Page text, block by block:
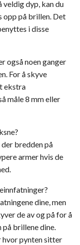
veldig dyp, kan du
opp på brillen. Det
i disse
også noen ganger
For å skyve
ekstra
måle 8 mm eller
bredden på
armer hvis de
dine, men
de av og på for å
på brillene dine.
hvor pynten sitter